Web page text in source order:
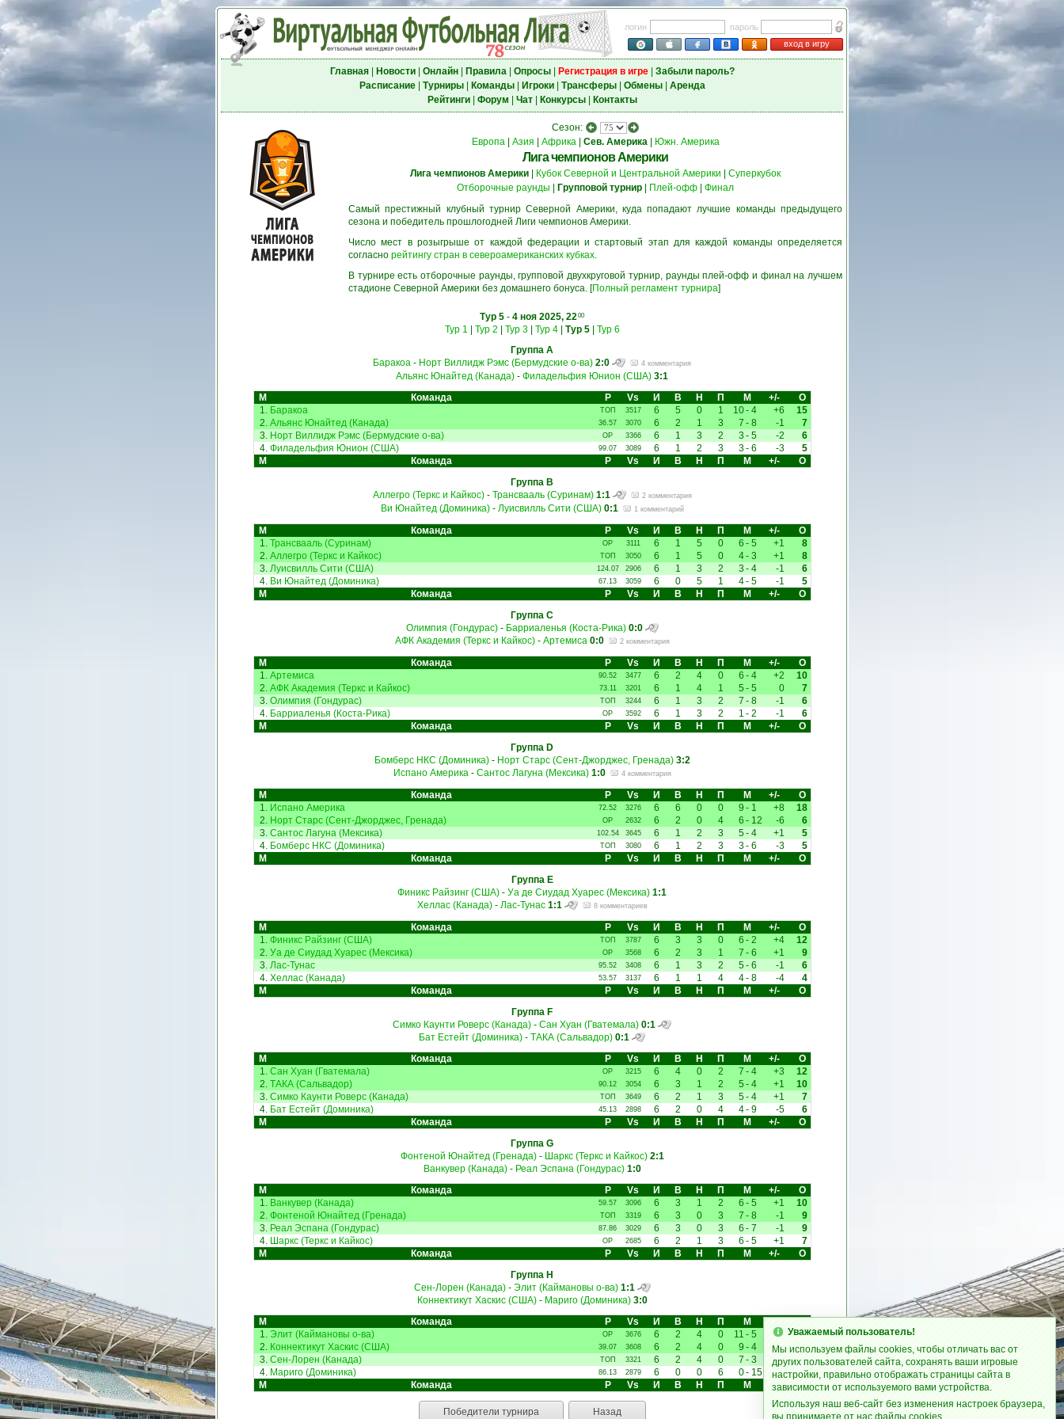
логин
пароль
вход в игру
Главная| Новости| Онлайн| Правила| Опросы| Регистрация в игре| Забыли пароль?
Расписание| Турниры| Команды| Игроки| Трансферы| Обмены| Аренда
Рейтинги| Форум Чат| Конкурсы| Контакты
Сезон:
Европа| Азия Африка| Сев. Америка| Южн. Америка
Лига чемпионов Америки
Лига чемпионов Америки Кубок Северной и Центральной Америки
Суперкубок
Отборочные раунды
Групповой турнир Плей-офф
Финал
Самый престижный клубный турнир Северной Америки, куда попадают лучшие команды предыдущего
сезона и победитель прошлогодней Лиги чемпионов Америки.
Число мест в розыгрыше от каждой федерации и стартовый этап для каждой команды определяется
согласно рейтингу стран в североамериканских кубках.
В турнире есть отборочные раунды, групповой двухкруговой турнир, раунды плей-офф и финал на лучшем
стадионе Северной Америки без домашнего бонуса. [Полный регламент турнира]
Тур 5 - 4 ноя 2025, 2200
Тур 1 Тур 2 Тур 3| Тур 4| Тур 5| Тур 6
Группа A
Баракоа - Норт Виллидж Рэмс (Бермудские о-ва) 2:0 4 комментария
Альянс Юнайтед (Канада) - Филадельфия Юнион (США) 3:1
М
Команда Р Vs И В Н П М +/-
О
1. Баракоа ТОП 3517 6 5 0 1 10- 4 +6
15
2. Альянс Юнайтед (Канада) 36.57 3070 6 2 1 3 7 - 8 -1
7
3. Норт Виллидж Рэмс (Бермудские о-ва) ОР 3366 6 1 3 2 3 - 5 -2
6
4. Филадельфия Юнион (США) 99.07 3089 6 1 2 3 3- 6 -3
5
М
Команда Р Vs И В Н П М +/-
О
Группа B
Аллегро (Теркс и Кайкос)- Трансвааль (Суринам) 1:1 2 комментария
Ви Юнайтед (Доминика)- Луисвилль Сити (США) 0:1 1 комментарий
М Команда Р Vs И В Н П М +/-
О
1. Трансвааль (Суринам) ОР 3111 6 1 5 0 6 - 5 +1
8
2. Аллегро (Теркс и Кайкос) ТОП 3050 6 1 5 0 4- 3 +1
8
3. Луисвилль Сити (США) 124.07 2906 6 1 3 2 3 - 4 -1
6
4. Ви Юнайтед (Доминика) 67.13 3059 6 0 5 1 4- 5 -1
5
М
Команда Р Vs И В Н П М +/-
О
Группа C
Олимпия (Гондурас)- Барриаленья (Коста-Рика) 0:0
АФК Академия (Теркс и Кайкос)- Артемиса 0:0 2 комментария
М Команда Р Vs И В Н П М +/-
О
1. Артемиса 90.52 3477 6 2 4 0 6 - 4 +2
10
2. АФК Академия (Теркс и Кайкос) 73.11 3201 6 1 4 1 5 - 5 0
7
3. Олимпия (Гондурас) ТОП 3244 6 1 3 2 7 - 8 -1
6
4. Барриаленья (Коста-Рика) ОР 3592 6 1 3 2 1 - 2 -1
6
М
Команда Р Vs И В Н П М +/-
О
Группа D
Бомберс НКС (Доминика)- Норт Старс (Сент-Джорджес, Гренада) 3:2
Испано Америка- Сантос Лагуна (Мексика) 1:0 4 комментария
М Команда Р Vs И В Н П М +/-
О
1. Испано Америка 72.52 3276 6 6 0 0 9 - 1 +8
18
2. Норт Старс (Сент-Джорджес, Гренада) ОР 2632 6 2 0 4 6 - 12 -6
6
3. Сантос Лагуна (Мексика) 102.54 3645 6 1 2 3 5 - 4 +1
5
4. Бомберс НКС (Доминика) ТОП 3080 6 1 2 3 3- 6 -3
5
М
Команда Р Vs И В Н П М +/-
О
Группа E
Финикс Райзинг (США) - Уа де Сиудад Хуарес (Мексика) 1:1
Хеллас (Канада)- Лас-Тунас 1:1 8 комментариев
М Команда Р Vs И В Н П М +/-
О
1. Финикс Райзинг (США) ТОП 3787 6 3 3 0 6 - 2 +4
12
2. Уа де Сиудад Хуарес (Мексика) ОР 3568 6 2 3 1 7 - 6 +1
9
3. Лас-Тунас 95.52 3408 6 1 3 2 5 - 6 -1
6
4. Хеллас (Канада) 53.57 3137 6 1 1 4 4- 8 -4
4
М
Команда Р Vs И В Н П М +/-
О
Группа F
Симко Каунти Роверс (Канада) - Сан Хуан (Гватемала) 0:1
Бат Естейт (Доминика) - ТАКА (Сальвадор) 0:1
М
Команда Р Vs И В Н П М +/-
О
1. Сан Хуан (Гватемала) ОР 3215 6 4 0 2 7 - 4 +3
12
2. ТАКА (Сальвадор) 90.12 3054 6 3 1 2 5 - 4 +1
10
3. Симко Каунти Роверс (Канада) ТОП 3649 6 2 1 3 5 - 4 +1
7
4. Бат Естейт (Доминика) 45.13 2898 6 2 0 4 4- 9 -5
6
М
Команда Р Vs И В Н П М +/-
О
Группа G
Фонтеной Юнайтед (Гренада)- Шаркс (Теркс и Кайкос) 2:1
Ванкувер (Канада)- Реал Эспана (Гондурас) 1:0
М
Команда Р Vs И В Н П М +/-
О
1. Ванкувер (Канада) 59.57 3096 6 3 1 2 6 - 5 +1
10
2. Фонтеной Юнайтед (Гренада) ТОП 3319 6 3 0 3 7 - 8 -1
9
3. Реал Эспана (Гондурас) 87.86 3029 6 3 0 3 6 - 7 -1
9
4. Шаркс (Теркс и Кайкос) ОР 2685 6 2 1 3 6 - 5 +1
7
М
Команда Р Vs И В Н П М +/-
О
Группа H
Сен-Лорен (Канада)- Элит (Каймановы о-ва) 1:1
Коннектикут Хаскис (США)- Мариго (Доминика) 3:0
М
Команда Р Vs И В Н П М
1. Элит (Каймановы о-ва) ОР 3676 6 2 4 0 11 - 5 +6
10
2. Коннектикут Хаскис (США) 39.07 3608 6 2 4 0 9 - 4 +5
10
3. Сен-Лорен (Канада) ТОП 3321 6 2 4 0 7 - 3 +4
10
4. Мариго (Доминика) 86.13 2879 6 0 0 6 0- 15 -15
0
М
Команда Р Vs И В Н П М +/- О
Победители турнира Назад
Уважаемый пользователь!
Мы используем файлы cookies, чтобы отличать вас от
других пользователей сайта, сохранять ваши игровые
настройки, правильно отображать страницы сайта в
зависимости от используемого вами устройства.
Используя наш веб-сайт без изменения настроек браузера,
вы принимаете от нас файлы cookies.